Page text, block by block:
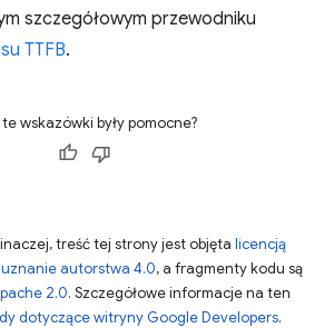
szczegółowym przewodniku
TTFB.
wskazówki były pomocne?
treść tej strony jest objęta licencją
autorstwa 4.0, a fragmenty kodu są
2.0. Szczegółowe informacje na ten
dotyczące witryny Google Developers.